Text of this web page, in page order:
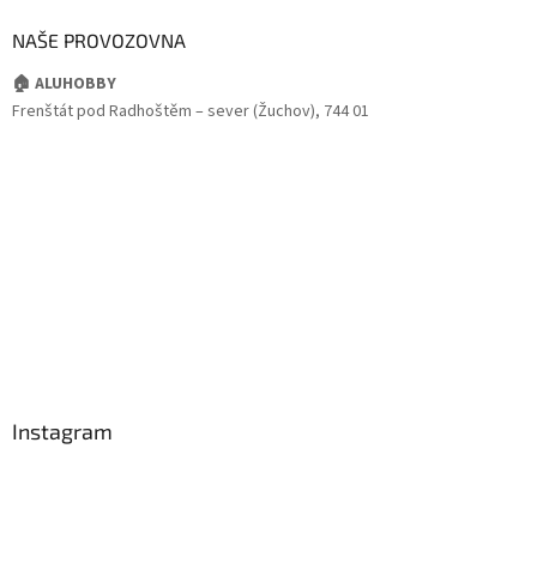
NAŠE PROVOZOVNA
🏠 ALUHOBBY
Frenštát pod Radhoštěm – sever (Žuchov), 744 01
Instagram